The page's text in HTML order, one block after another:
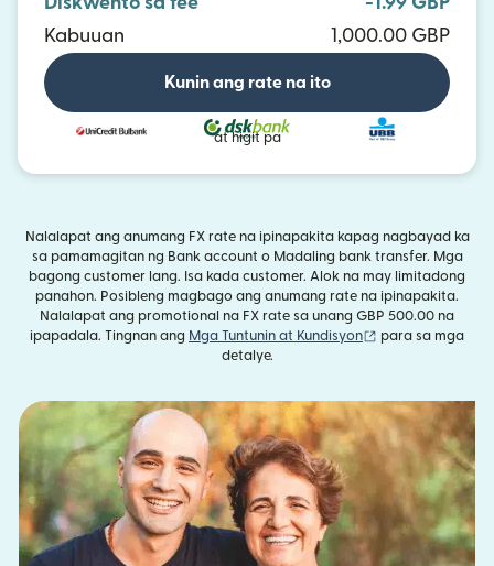
Kabuuan
1,000.00 GBP
Kunin ang rate na ito
at higit pa
Nalalapat ang anumang FX rate na ipinapakita kapag nagbayad ka
sa pamamagitan ng Bank account o Madaling bank transfer. Mga
bagong customer lang. Isa kada customer. Alok na may limitadong
panahon. Posibleng magbago ang anumang rate na ipinapakita.
Nalalapat ang promotional na FX rate sa unang GBP 500.00 na
ipapadala. Tingnan ang Mga Tuntunin at Kundisyon (bubukas sa
para sa mga
detalye.